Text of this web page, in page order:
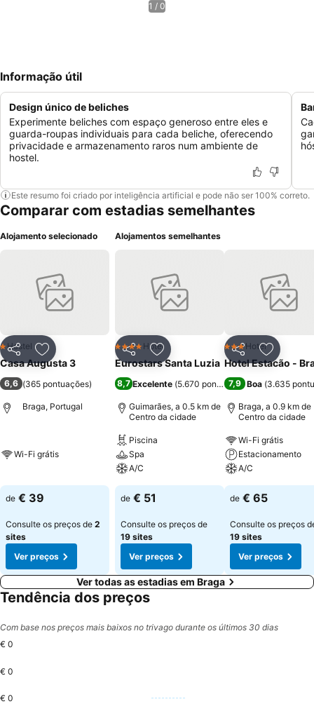
1 / 0
Informação útil
Design único de beliches
Experimente beliches com espaço generoso entre eles e
guarda-roupas individuais para cada beliche, oferecendo
privacidade e armazenamento raros num ambiente de
hostel.
Este resumo foi criado por inteligência artificial e pode não ser 100% correto.
Comparar com estadias semelhantes
Alojamento selecionado
PartilharAdicionar aos favoritos
1 Estrelas
Hostel
Casa Augusta 3
6,6 (365 pontuações)
Braga, Portugal
Wi-Fi grátis
de € 39
Consulte os preços de 2
sites
Ver preços
Alojamentos semelhantes
PartilharAdicionar aos favoritos
4 EstrelasHotel
Eurostars Santa Luzia
8,7 Excelente (5.670 pontuações)
Guimarães, a 0.5 km de
Centro da cidade
Piscina
Spa
A/C
de € 51
Consulte os preços de
19 sites
Ver preços
Partilhar
3 Estrelas
Hotel
Hotel Estacão -
7,9 Boa (3.635
Braga, a 0.9 km de
Centro da cidade
Wi-Fi grátis
Estacionamento
A/C
de € 65
Consulte os preços
19 sites
Ver preços
Ver todas as estadias em Braga
Tendência dos preços
Com base nos preços mais baixos no trivago durante os últimos 30 dias
€ 0
€ 0
€ 0